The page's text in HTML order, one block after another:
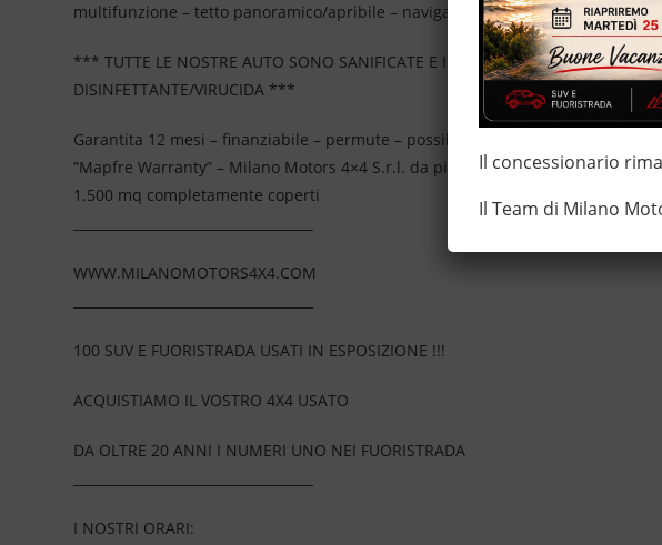
multifunzione – tetto panoramico/apribile – navigatore cartografico –
*** TUTTE LE NOSTRE AUTO SONO SANIFICATE E IGIENIZZATE CON
DISINFETTANTE/VIRUCIDA ***
Garantita 12 mesi – finanziabile – permute – possibilità di estensione della
”Mapfre Warranty” – Milano Motors 4×4 S.r.l. da più di 20 anni Numeri Uno
1.500 mq completamente coperti
WWW.MILANOMOTORS4X4.COM
100 SUV E FUORISTRADA USATI IN ESPOSIZIONE !!!
ACQUISTIAMO IL VOSTRO 4X4 USATO
DA OLTRE 20 ANNI I NUMERI UNO NEI FUORISTRADA
I NOSTRI ORARI:
Il concessionario
Il Team di Milano